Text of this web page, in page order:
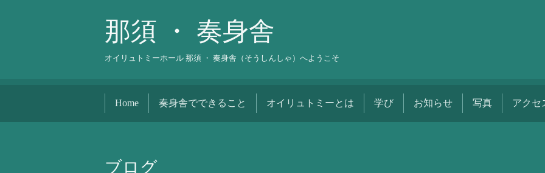
那須 ・ 奏身舎
オイリュトミーホール 那須 ・ 奏身舎（そうしんしゃ）へようこそ
Home 奏身舎でできること オイリュトミーとは 学び お知らせ 写真 アクセ
ブログ